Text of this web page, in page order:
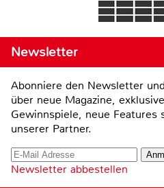
Newsletter
Abonniere den Newsletter
über neue Magazine,
Gewinnspiele, neue
unserer Partner.
Newsletter abbestellen